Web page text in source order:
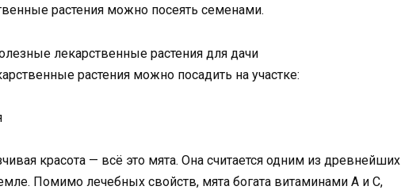
растения можно посеять семенами.
лекарственные растения для дачи
растения можно посадить на участке:
красота — всё это мята. Она считается одним из древнейших
Помимо лечебных свойств, мята богата витаминами А и С,